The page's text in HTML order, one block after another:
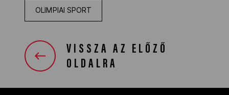
OLIMPIAI SPORT
VISSZA AZ ELŐZŐ
OLDALRA